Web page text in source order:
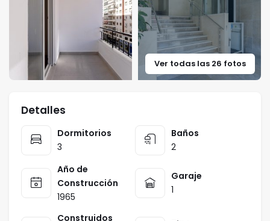
Ver todas las 26 fotos
Detalles
Dormitorios
3
Baños
2
Año de
Construcción
1965
Garaje
1
Construidos